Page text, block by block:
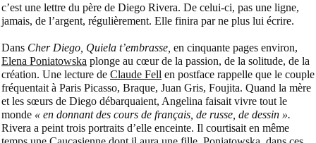
c’est une lettre du père de Diego Rivera. De celui-ci, pas une ligne,
jamais, de l’argent, régulièrement. Elle finira par ne plus lui écrire.
Dans Cher Diego, Quiela t’embrasse, en cinquante pages environ,
Elena Poniatowska plonge au cœur de la passion, de la solitude, de la
création. Une lecture de Claude Fell en postface rappelle que le couple
fréquentait à Paris Picasso, Braque, Juan Gris, Foujita. Quand la mère
et les sœurs de Diego débarquaient, Angelina faisait vivre tout le
monde « en donnant des cours de français, de russe, de dessin ».
Rivera a peint trois portraits d’elle enceinte. Il courtisait en même